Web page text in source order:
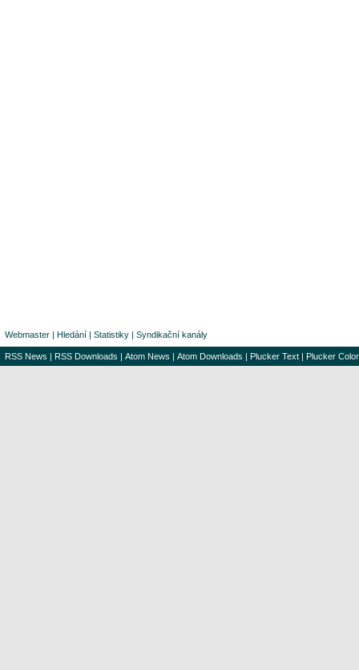
Webmaster | Hledání | Statistiky | Syndikační kanály
RSS News | RSS Downloads | Atom News | Atom Downloads | Plucker Text | Plucker Color